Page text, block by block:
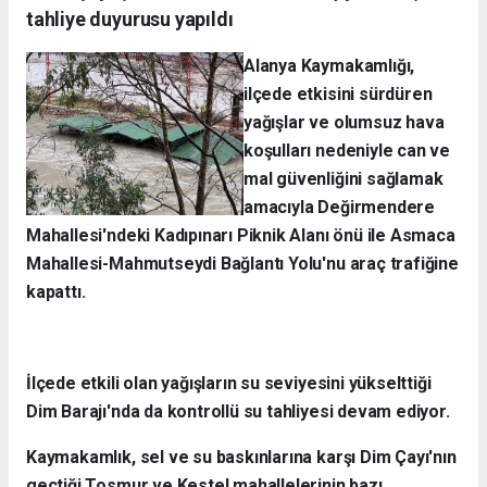
tahliye duyurusu yapıldı
Alanya Kaymakamlığı,
ilçede etkisini sürdüren
yağışlar ve olumsuz hava
koşulları nedeniyle can ve
mal güvenliğini sağlamak
amacıyla Değirmendere
Mahallesi'ndeki Kadıpınarı Piknik Alanı önü ile Asmaca
Mahallesi-Mahmutseydi Bağlantı Yolu'nu araç trafiğine
kapattı.
İlçede etkili olan yağışların su seviyesini yükselttiği
Dim Barajı'nda da kontrollü su tahliyesi devam ediyor.
Kaymakamlık, sel ve su baskınlarına karşı Dim Çayı'nın